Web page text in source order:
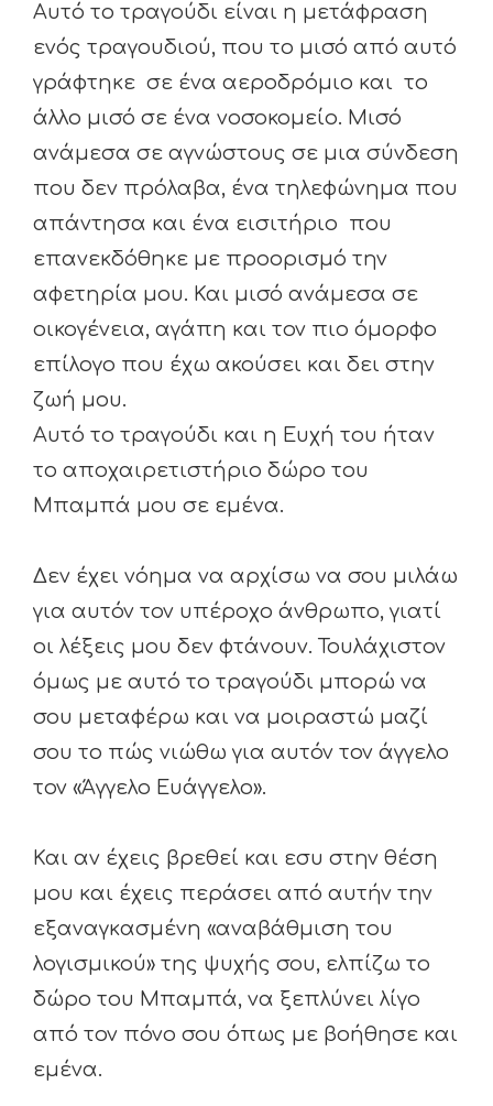
Αυτό το τραγούδι είναι η μετάφραση
ενός τραγουδιού, που το μισό από αυτό
γράφτηκε σε ένα αεροδρόμιο και το
άλλο μισό σε ένα νοσοκομείο. Μισό
ανάμεσα σε αγνώστους σε μια σύνδεση
που δεν πρόλαβα, ένα τηλεφώνημα που
απάντησα και ένα εισιτήριο που
επανεκδόθηκε με προορισμό την
αφετηρία μου. Και μισό ανάμεσα σε
οικογένεια, αγάπη και τον πιο όμορφο
επίλογο που έχω ακούσει και δει στην
ζωή μου.
Αυτό το τραγούδι και η Ευχή του ήταν
το αποχαιρετιστήριο δώρο του
Μπαμπά μου σε εμένα.
Δεν έχει νόημα να αρχίσω να σου μιλάω
για αυτόν τον υπέροχο άνθρωπο, γιατί
οι λέξεις μου δεν φτάνουν. Τουλάχιστον
όμως με αυτό το τραγούδι μπορώ να
σου μεταφέρω και να μοιραστώ μαζί
σου το πώς νιώθω για αυτόν τον άγγελο
τον «Άγγελο Ευάγγελο».
Και αν έχεις βρεθεί και εσυ στην θέση
μου και έχεις περάσει από αυτήν την
εξαναγκασμένη «αναβάθμιση του
λογισμικού» της ψυχής σου, ελπίζω το
δώρο του Μπαμπά, να ξεπλύνει λίγο
από τον πόνο σου όπως με βοήθησε και
εμένα.